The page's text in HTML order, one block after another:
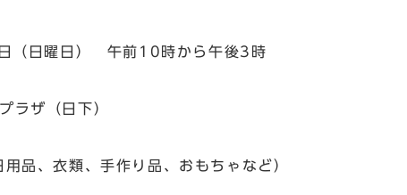
（日曜日） 午前10時から午後3時
ラザ（日下）
品、衣類、手作り品、おもちゃなど）